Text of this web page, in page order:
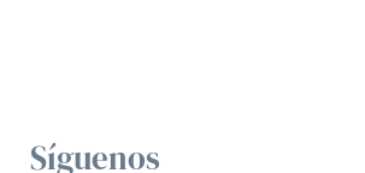
Síguenos